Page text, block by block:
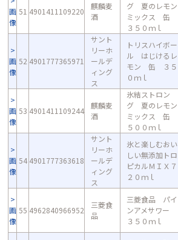
画
像
51 4901411109220
麒麟麦
酒
グ 夏のレモン
ミックス 缶
３５０ｍｌ
画
像
52 4901777365971
サント
リーホ
ールデ
ィング
ス
トリスハイボー
ル はじけるレ
モン 缶 ３５
０ｍｌ
画
像
53 4901411109244
麒麟麦
酒
氷結ストロン
グ 夏のレモン
ミックス 缶
５００ｍｌ
画
像
54 4901777363618
サント
リーホ
ールデ
ィング
ス
氷と楽しむおい
しい無添加トロ
ピカルＭＩＸ７
２０ｍｌ
画
像
55 4962840966952
三菱食
品
三菱食品 パイ
ンアメサワー
３５０ｍｌ